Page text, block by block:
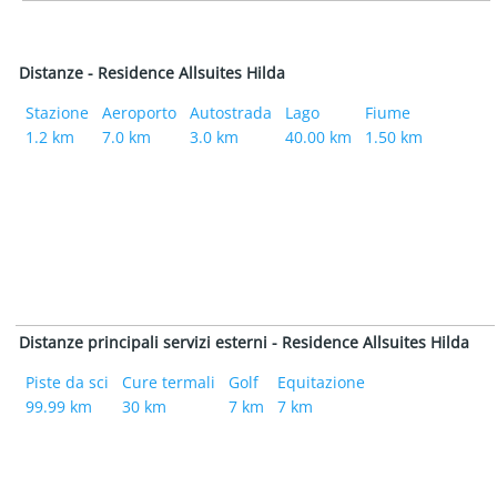
Distanze - Residence Allsuites Hilda
Stazione
1.2 km
Aeroporto
7.0 km
Autostrada
3.0 km
Lago
40.00 km
Fiume
1.50 km
Distanze principali servizi esterni - Residence Allsuites Hilda
Piste da sci
99.99 km
Cure termali
30 km
Golf
7 km
Equitazione
7 km